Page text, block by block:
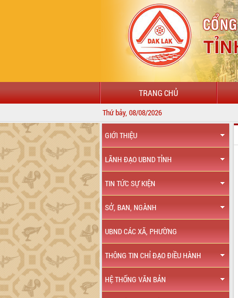
TRANG CHỦ
Thứ bảy, 08/08/2026
GIỚI THIỆU
LÃNH ĐẠO UBND TỈNH
TIN TỨC SỰ KIỆN
SỞ, BAN, NGÀNH
UBND CÁC XÃ, PHƯỜNG
THÔNG TIN CHỈ ĐẠO ĐIỀU HÀNH
HỆ THỐNG VĂN BẢN